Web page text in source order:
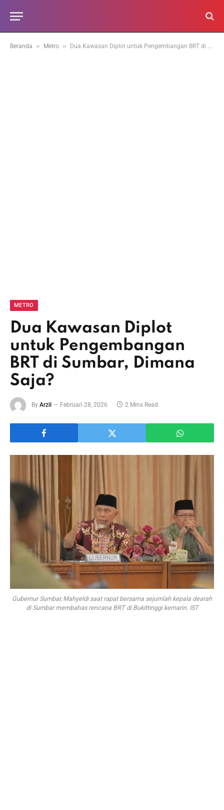
Beranda » Metro » Dua Kawasan Diplot untuk Pengembangan BRT di Sumbar, Dimana Saja?
METRO
Dua Kawasan Diplot
untuk Pengembangan
BRT di Sumbar, Dimana
Saja?
By Arzil Februari 28, 2026 2 Mins Read
Gubernur Sumbar, Mahyeldi saat rapat bersama sejumlah kepala dearah
di Sumbar membahas rencana BRT di Bukittinggi kemarin. IST